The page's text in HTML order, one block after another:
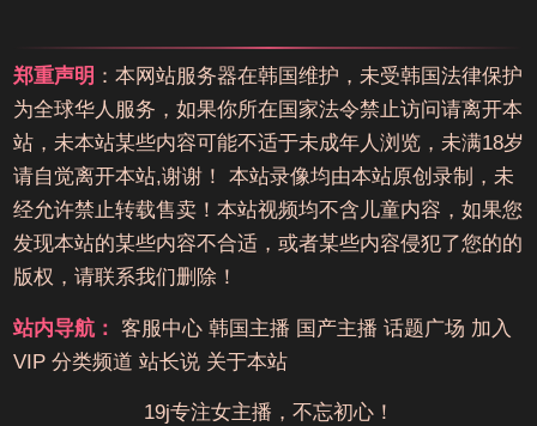
郑重声明 ：本网站服务器在韩国维护，未受韩国法律保护
为全球华人服务，如果你所在国家法令禁止访问请离开本
站，未本站某些内容可能不适于未成年人浏览，未满18岁
请自觉离开本站,谢谢！ 本站录像均由本站原创录制，未
经允许禁止转载售卖！本站视频均不含儿童内容，如果您
发现本站的某些内容不合适，或者某些内容侵犯了您的的
版权，请联系我们删除！
站内导航： 客服中心 韩国主播 国产主播 话题广场 加入
VIP 分类频道 站长说 关于本站
19j专注女主播，不忘初心！